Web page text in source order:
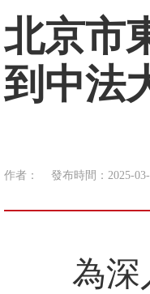
北京市
到中法
作者： 發布時間：2025-
為深